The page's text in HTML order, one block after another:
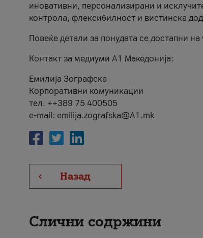
иновативни, персонализирани и
контрола, флексибилност и вистинска
Повеќе детали за понудата се достапни
Контакт за медиуми А1 Македонија:
Емилија Зографска
Корпоративни комуникации
тел. ++389 75 400505
e-mail: emilija.zografska@A1.mk
Назад
Слични содржини